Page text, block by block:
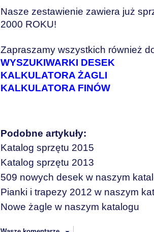
Nasze zestawienie zawiera już
2000 ROKU!
Zapraszamy wszystkich również
WYSZUKIWARKI DESEK
KALKULATORA ŻAGLI
KALKULATORA FINÓW
Podobne artykuły:
Katalog sprzętu 2015
Katalog sprzętu 2013
509 nowych desek w naszym
Pianki i trapezy 2012 w naszym
Nowe żagle w naszym katalogu